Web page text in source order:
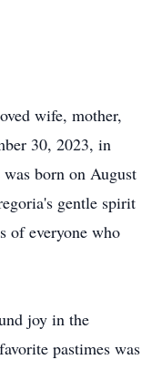
wife, mother,
30, 2023, in
born on August
gentle spirit
of everyone who
joy in the
pastimes was